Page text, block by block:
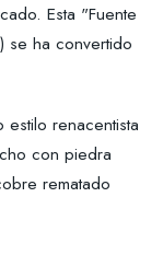
Esta "Fuente
se ha convertido
renacentista
con piedra
rematado